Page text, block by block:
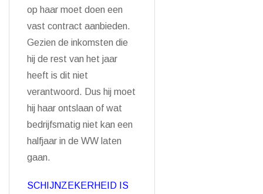
op haar moet doen een
vast contract aanbieden.
Gezien de inkomsten die
hij de rest van het jaar
heeft is dit niet
verantwoord. Dus hij moet
hij haar ontslaan of wat
bedrijfsmatig niet kan een
halfjaar in de WW laten
gaan.
SCHIJNZEKERHEID IS